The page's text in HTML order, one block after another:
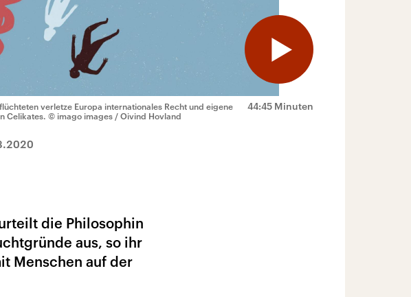
44:45 Minuten
verletze Europa internationales Recht und eigene
Celikates. © imago images / Oivind Hovland
die Philosophin
aus, so ihr
Menschen auf der